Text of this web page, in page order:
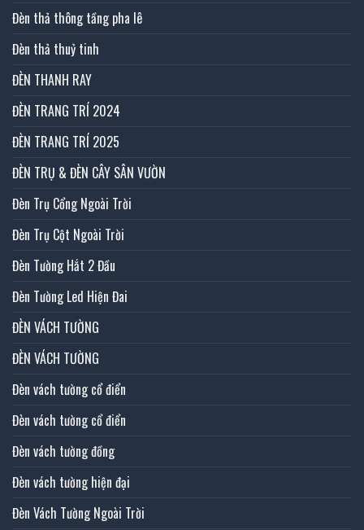
Đèn thả thông tầng pha lê
Đèn thả thuỷ tinh
ĐÈN THANH RAY
ĐÈN TRANG TRÍ 2024
ĐÈN TRANG TRÍ 2025
ĐÈN TRỤ & ĐÈN CÂY SÂN VƯỜN
Đèn Trụ Cổng Ngoài Trời
Đèn Trụ Cột Ngoài Trời
Đèn Tường Hắt 2 Đầu
Đèn Tường Led Hiện Đai
ĐÈN VÁCH TƯỜNG
ĐÈN VÁCH TƯỜNG
Đèn vách tường cổ điển
Đèn vách tường cổ điển
Đèn vách tường đồng
Đèn vách tường hiện đại
Đèn Vách Tường Ngoài Trời